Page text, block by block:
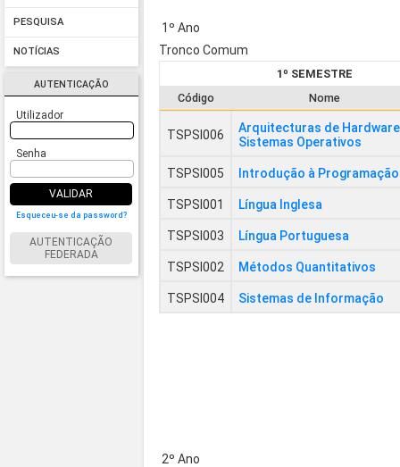
PESQUISA
NOTÍCIAS
AUTENTICAÇÃO
Utilizador
Senha
VALIDAR
Esqueceu-se da password?
AUTENTICAÇÃO
FEDERADA
1º Ano
Tronco Comum
1º SEMESTRE
Código
Nome
TSPSI006
Arquitecturas de
Sistemas Operativos
TSPSI005 Introdução à Programação
TSPSI001 Língua Inglesa
TSPSI003 Língua Portuguesa
TSPSI002 Métodos Quantitativos
TSPSI004 Sistemas de Informação
2º Ano